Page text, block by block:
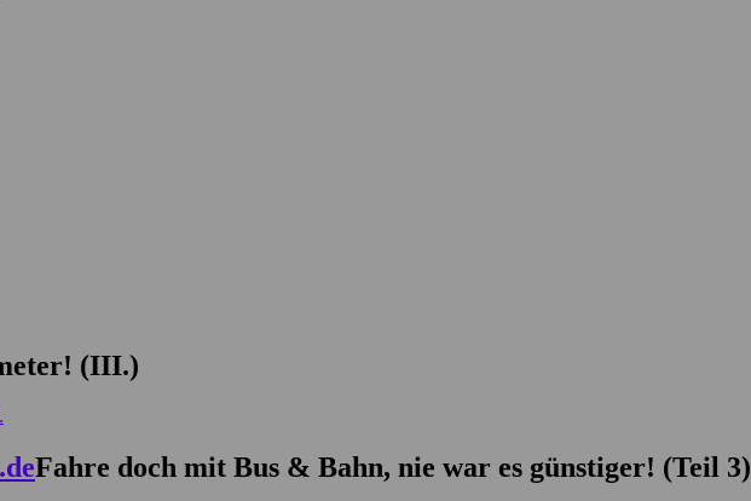
(III.)
Fahre doch mit Bus & Bahn, nie war es günstiger! (Teil 3)